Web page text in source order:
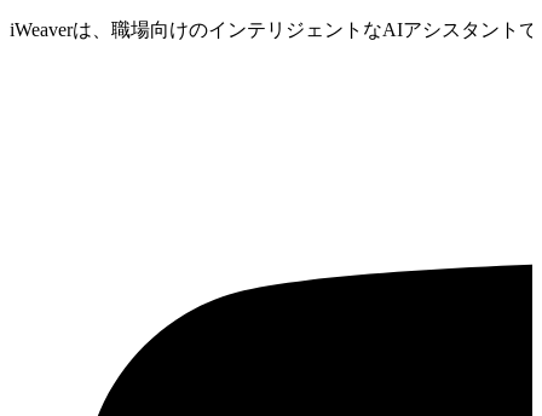
iWeaverは、職場向けのインテリジェントなAIアシスタント